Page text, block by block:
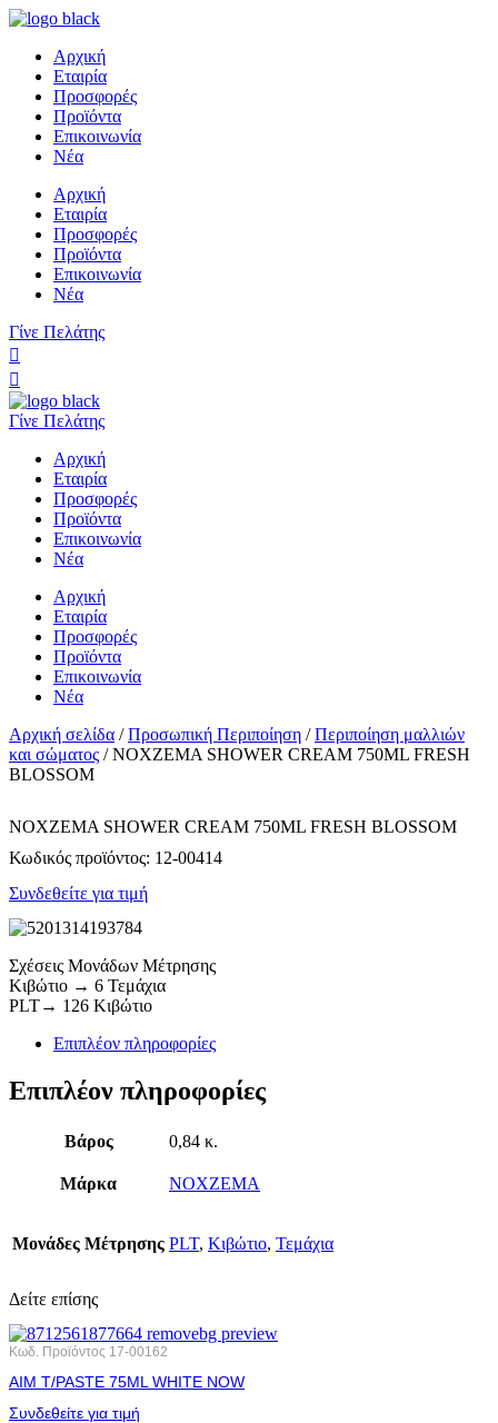
Αρχική
Εταιρία
Προσφορές
Προϊόντα
Επικοινωνία
Νέα
Αρχική
Εταιρία
Προσφορές
Προϊόντα
Επικοινωνία
Νέα
Γίνε Πελάτης
Γίνε Πελάτης
Αρχική
Εταιρία
Προσφορές
Προϊόντα
Επικοινωνία
Νέα
Αρχική
Εταιρία
Προσφορές
Προϊόντα
Επικοινωνία
Νέα
Αρχική σελίδα /Προσωπική Περιποίηση /Περιποίηση μαλλιών
και σώματος / NOXZEMA SHOWER CREAM 750ML FRESH
BLOSSOM
NOXZEMA SHOWER CREAM 750ML FRESH BLOSSOM
Κωδικός προϊόντος: 12-00414
Συνδεθείτε για τιμή
Σχέσεις Μονάδων Μέτρησης
Κιβώτιο → 6 Τεμάχια
PLT→ 126 Κιβώτιο
Επιπλέον πληροφορίες
Επιπλέον πληροφορίες
Βάρος 0,84 κ.
Μάρκα NOXZEMA
Μονάδες Μέτρησης PLT, Κιβώτιο, Τεμάχια
Δείτε επίσης
Κωδ. Προϊόντος 17-00162
AIM T/PASTE 75ML WHITE NOW
Συνδεθείτε για τιμή